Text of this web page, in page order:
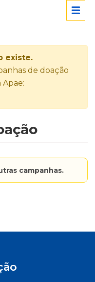
existe.
de doação
Apae:
campanhas.